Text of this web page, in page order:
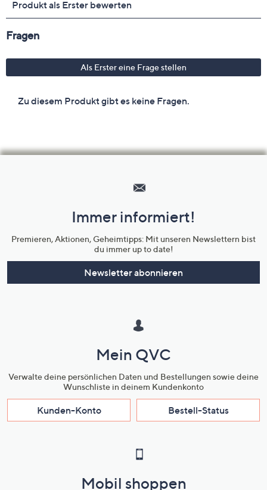
Unternehmensinformationen
Immer informiert!
Premieren, Aktionen, Geheimtipps: Mit unseren Newslettern bist
du immer up to date!
Newsletter abonnieren
Mein QVC
Verwalte deine persönlichen Daten und Bestellungen sowie deine
Wunschliste in deinem Kundenkonto
Kunden-Konto Bestell-Status
Mobil shoppen